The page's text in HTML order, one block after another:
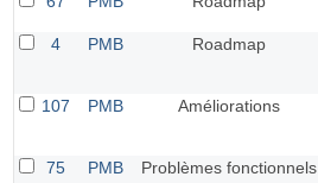
4 PMB Roadmap
107 PMB Améliorations
75 PMB Problèmes fonctionnels